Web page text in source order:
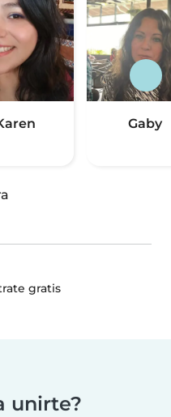
Gaby
gratis
unirte?